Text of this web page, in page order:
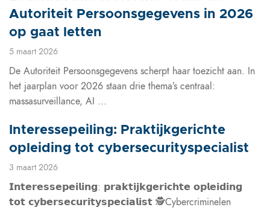
Autoriteit Persoonsgegevens in 2026
op gaat letten
5 maart 2026
De Autoriteit Persoonsgegevens scherpt haar toezicht aan. In
het jaarplan voor 2026 staan drie thema’s centraal:
massasurveillance, AI ...
Interessepeiling: Praktijkgerichte
opleiding tot cybersecurityspecialist
3 maart 2026
𝗜𝗻𝘁𝗲𝗿𝗲𝘀𝘀𝗲𝗽𝗲𝗶𝗹𝗶𝗻𝗴: 𝗽𝗿𝗮𝗸𝘁𝗶𝗷𝗸𝗴𝗲𝗿𝗶𝗰𝗵𝘁𝗲 𝗼𝗽𝗹𝗲𝗶𝗱𝗶𝗻𝗴
𝘁𝗼𝘁 𝗰𝘆𝗯𝗲𝗿𝘀𝗲𝗰𝘂𝗿𝗶𝘁𝘆𝘀𝗽𝗲𝗰𝗶𝗮𝗹𝗶𝘀𝘁 🕵️Cybercriminelen